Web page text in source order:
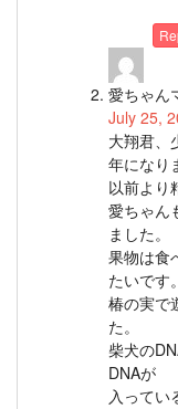
愛ちゃん
July 25,
大翔君、
年になり
以前より
愛ちゃん
ました。
果物は食
たいです。
椿の実で
た。
柴犬の
DNAが
入ってい